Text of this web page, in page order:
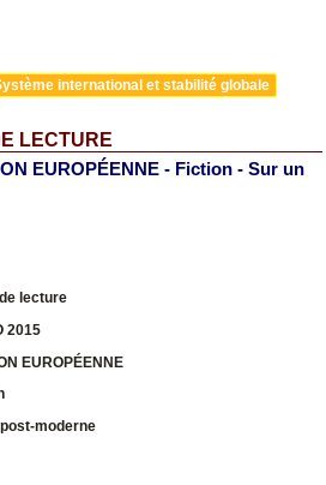
international et stabilité globale
LECTURE
EUROPÉENNE - Fiction - Sur un
lecture
2015
EUROPÉENNE
moderne